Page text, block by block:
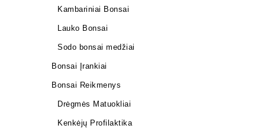
Kambariniai Bonsai
Lauko Bonsai
Sodo bonsai medžiai
Bonsai Įrankiai
Bonsai Reikmenys
Drėgmės Matuokliai
Kenkėjų Profilaktika